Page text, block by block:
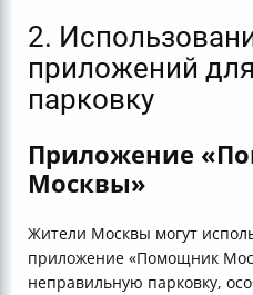
2.
приложений
парковку
Приложение
Москвы»
Жители Москвы могут
приложение «Помощник
неправильную парковку,